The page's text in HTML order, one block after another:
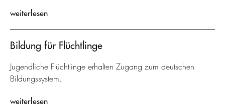
weiterlesen
Bildung für Flüchtlinge
Jugendliche Flüchtlinge erhalten Zugang zum deutschen
Bildungssystem.
weiterlesen